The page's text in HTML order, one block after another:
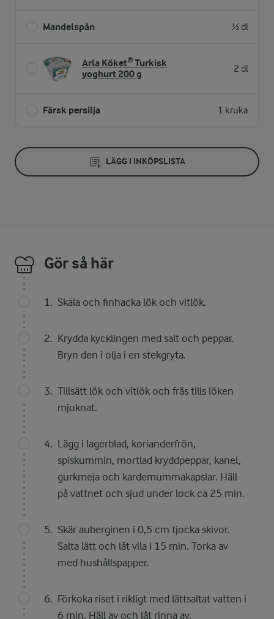
Mandelspån ½ dl
Arla Köket® Turkisk
yoghurt 200 g
2 dl
Färsk persilja 1 kruka
LÄGG I INKÖPSLISTA
Gör så här
Skala och finhacka lök och vitlök.
Krydda kycklingen med salt och peppar.
Bryn den i olja i en stekgryta.
Tillsätt lök och vitlök och fräs tills löken
mjuknat.
Lägg i lagerblad, korianderfrön,
spiskummin, mortlad kryddpeppar, kanel,
gurkmeja och kardemummakapslar. Häll
på vattnet och sjud under lock ca 25 min.
Skär auberginen i 0,5 cm tjocka skivor.
Salta lätt och låt vila i 15 min. Torka av
med hushållspapper.
Förkoka riset i rikligt med lättsaltat vatten i
6 min. Häll av och låt rinna av.